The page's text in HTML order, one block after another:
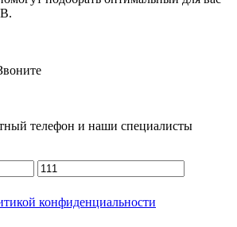
телефон и наши специалисты
конфиденциальности